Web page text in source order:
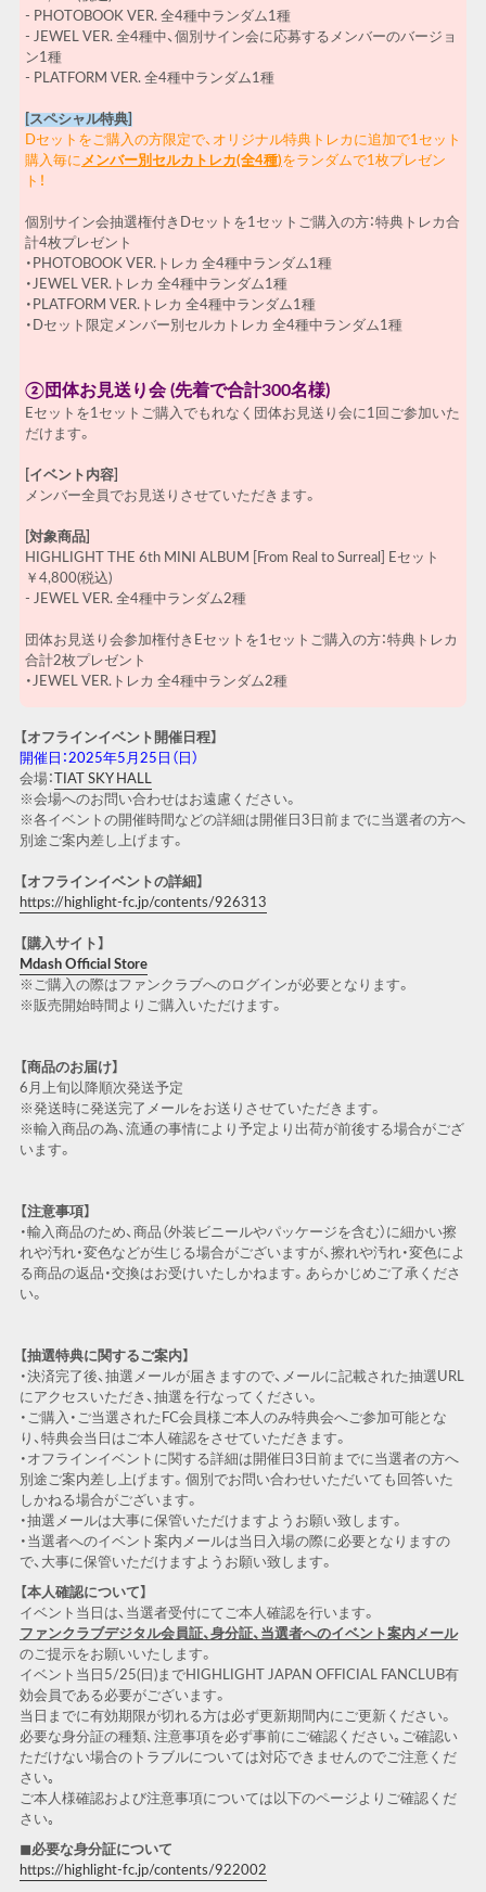
- PHOTOBOOK VER. 全4種中ランダム1種
- JEWEL VER. 全4種中、個別サイン会に応募するメンバーのバージョ
ン1種
- PLATFORM VER. 全4種中ランダム1種
[スペシャル特典]
Dセットをご購入の方限定で、オリジナル特典トレカに追加で1セット
購入毎にメンバー別セルカトレカ(全4種)をランダムで1枚プレゼン
ト！
個別サイン会抽選権付きDセットを1セットご購入の方：特典トレカ合
計4枚プレゼント
・PHOTOBOOK VER.トレカ 全4種中ランダム1種
・JEWEL VER.トレカ 全4種中ランダム1種
・PLATFORM VER.トレカ 全4種中ランダム1種
・Dセット限定メンバー別セルカトレカ 全4種中ランダム1種
②団体お見送り会 (先着で合計300名様)
Eセットを1セットご購入でもれなく団体お見送り会に1回ご参加いた
だけます。
[イベント内容]
メンバー全員でお見送りさせていただきます。
[対象商品]
HIGHLIGHT THE 6th MINI ALBUM [From Real to Surreal] Eセット
￥4,800(税込)
- JEWEL VER. 全4種中ランダム2種
団体お見送り会参加権付きEセットを1セットご購入の方：特典トレカ
合計2枚プレゼント
・JEWEL VER.トレカ 全4種中ランダム2種
【オフラインイベント開催日程】
開催日：2025年5月25日（日）
会場：
TIAT SKY HALL
※会場へのお問い合わせはお遠慮ください。
※各イベントの開催時間などの詳細は開催日3日前までに当選者の方へ
別途ご案内差し上げます。
【オフラインイベントの詳細】
https://highlight-fc.jp/contents/926313
【購入サイト】
Mdash Official Store
※ご購入の際はファンクラブへのログインが必要となります。
※販売開始時間よりご購入いただけます。
【商品のお届け】
6月上旬以降順次発送予定
※発送時に発送完了メールをお送りさせていただきます。
※輸入商品の為、流通の事情により予定より出荷が前後する場合がござ
います。
【注意事項】
・輸入商品のため、商品（外装ビニールやパッケージを含む）に細かい擦
れや汚れ・変色などが生じる場合がございますが、擦れや汚れ・変色によ
る商品の返品・交換はお受けいたしかねます。あらかじめご了承くださ
い。
【抽選特典に関するご案内】
・決済完了後、抽選メールが届きますので、メールに記載された抽選URL
にアクセスいただき、抽選を行なってください。
・ご購入・ご当選されたFC会員様ご本人のみ特典会へご参加可能とな
り、特典会当日はご本人確認をさせていただきます。
・オフラインイベントに関する詳細は開催日3日前までに当選者の方へ
別途ご案内差し上げます。個別でお問い合わせいただいても回答いた
しかねる場合がございます。
・抽選メールは大事に保管いただけますようお願い致します。
・当選者へのイベント案内メールは当日入場の際に必要となりますの
で、大事に保管いただけますようお願い致します。
【本人確認について】
イベント当日は、当選者受付にてご本人確認を行います。
ファンクラブデジタル会員証、身分証、当選者へのイベント案内メール
のご提示をお願いいたします。
イベント当日5/25(日)までHIGHLIGHT JAPAN OFFICIAL FANCLUB有
効会員である必要がございます。
当日までに有効期限が切れる方は必ず更新期間内にご更新ください。
必要な身分証の種類､注意事項を必ず事前にご確認ください｡ご確認い
ただけない場合のトラブルについては対応できませんのでご注意くだ
さい｡
ご本人様確認および注意事項については以下のページよりご確認くだ
さい｡
◼︎必要な身分証について
https://highlight-fc.jp/contents/922002